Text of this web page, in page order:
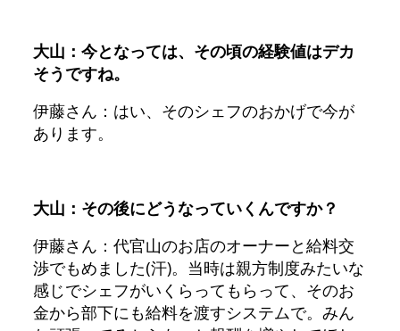
大山：今となっては、その頃の経験値はデカ
そうですね。
伊藤さん：はい、そのシェフのおかげで今が
あります。
大山：その後にどうなっていくんですか？
伊藤さん：代官山のお店のオーナーと給料交
渉でもめました(汗)。当時は親方制度みたいな
感じでシェフがいくらってもらって、そのお
金から部下にも給料を渡すシステムで。みん